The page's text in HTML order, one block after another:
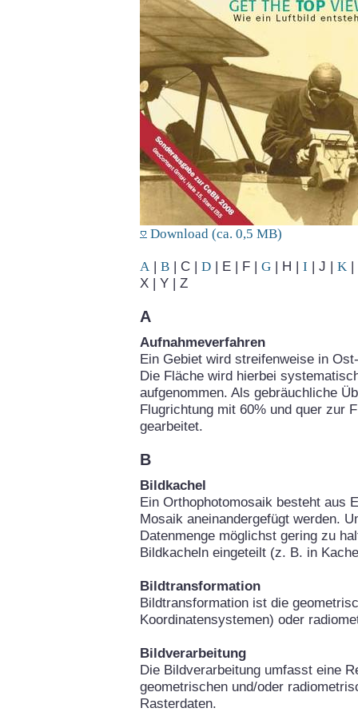
Download (ca. 0,5 MB)
A | B | C | D | E | F | G | H | I | J | K |
X | Y | Z
A
Aufnahmeverfahren
Ein Gebiet wird streifenweise in
Die Fläche wird hierbei
aufgenommen. Als gebräuchliche
Flugrichtung mit 60% und quer zur
gearbeitet.
B
Bildkachel
Ein Orthophotomosaik besteht aus
Mosaik aneinandergefügt werden.
Datenmenge möglichst gering zu
Bildkacheln eingeteilt (z. B. in
Bildtransformation
Bildtransformation ist die
Koordinatensystemen) oder
Bildverarbeitung
Die Bildverarbeitung umfasst eine
geometrischen und/oder
Rasterdaten.